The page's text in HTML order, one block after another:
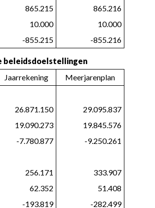
865.215
865.216
10.000
10.000
-855.215 -855.216
beleidsdoelstellingen
Jaarrekening
Meerjarenplan
26.871.150
29.095.837
19.090.273
19.845.576
-7.780.877
-9.250.261
256.171
333.907
62.352
51.408
-193.819 -282.499